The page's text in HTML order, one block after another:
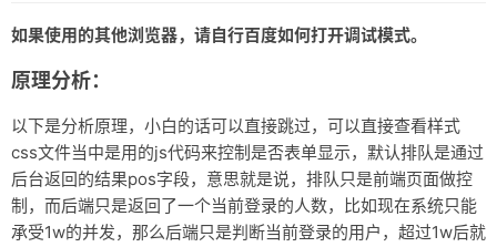
如果使用的其他浏览器，请自行百度如何打开调试模式。
原理分析：
以下是分析原理，小白的话可以直接跳过，可以直接查看样式
css文件当中是用的js代码来控制是否表单显示，默认排队是通过
后台返回的结果pos字段，意思就是说，排队只是前端页面做控
制，而后端只是返回了一个当前登录的人数，比如现在系统只能
承受1w的并发，那么后端只是判断当前登录的用户，超过1w后就